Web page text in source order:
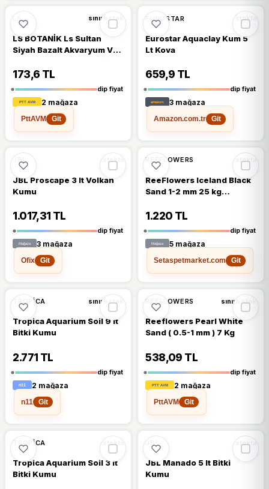
%36 %36 DÜŞTÜ
LS sınırlı stok
LS BOTANİK Ls Sultan
Siyah Bazalt Akvaryum Ve
173,6 TL
dip fiyat
2 mağaza
PttAVM
Git
%34 %34 DÜŞTÜ
EUROSTAR stokta
Eurostar Aquaclay Kum 5
Lt Kova
659,9 TL
dip fiyat
3 mağaza
Amazon.com.tr
Git
%21 %21 DÜŞTÜ
JBL stokta
JBL Proscape 3 lt Volkan
Kumu
1.017,31 TL
dip fiyat
3 mağaza
Ofix
Git
%45 %45 DÜŞTÜ
REEFLOWERS stokta
ReeFlowers Iceland Black
Sand 1-2 mm 25 kg
1.220 TL
dip fiyat
5 mağaza
Setaspetmarket.com
Git
%21 %21 DÜŞTÜ
TROPICA sınırlı stok
Tropica Aquarium Soil 9 lt
Bitki Kumu
2.771 TL
dip fiyat
2 mağaza
n11
Git
%20 %20 DÜŞTÜ
REEFLOWERS sınırlı stok
Reeflowers Pearl White
Sand ( 0.5-1 mm ) 7 Kg
538,09 TL
dip fiyat
2 mağaza
PttAVM
Git
%8
TROPICA stokta
Tropica Aquarium Soil 3 lt
Bitki Kumu
%15
JBL stokta
JBL Manado 5 lt Bitki
Kumu